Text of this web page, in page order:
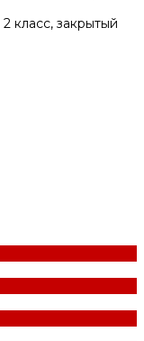
класс, закрытый